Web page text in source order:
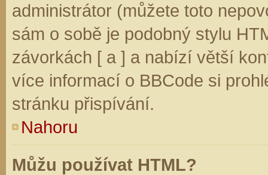
administrátor (můžete toto
sám o sobě je podobný stylu
závorkách [ a ] a nabízí větší
více informací o BBCode si
stránku přispívání.
Nahoru
Můžu používat HTML?